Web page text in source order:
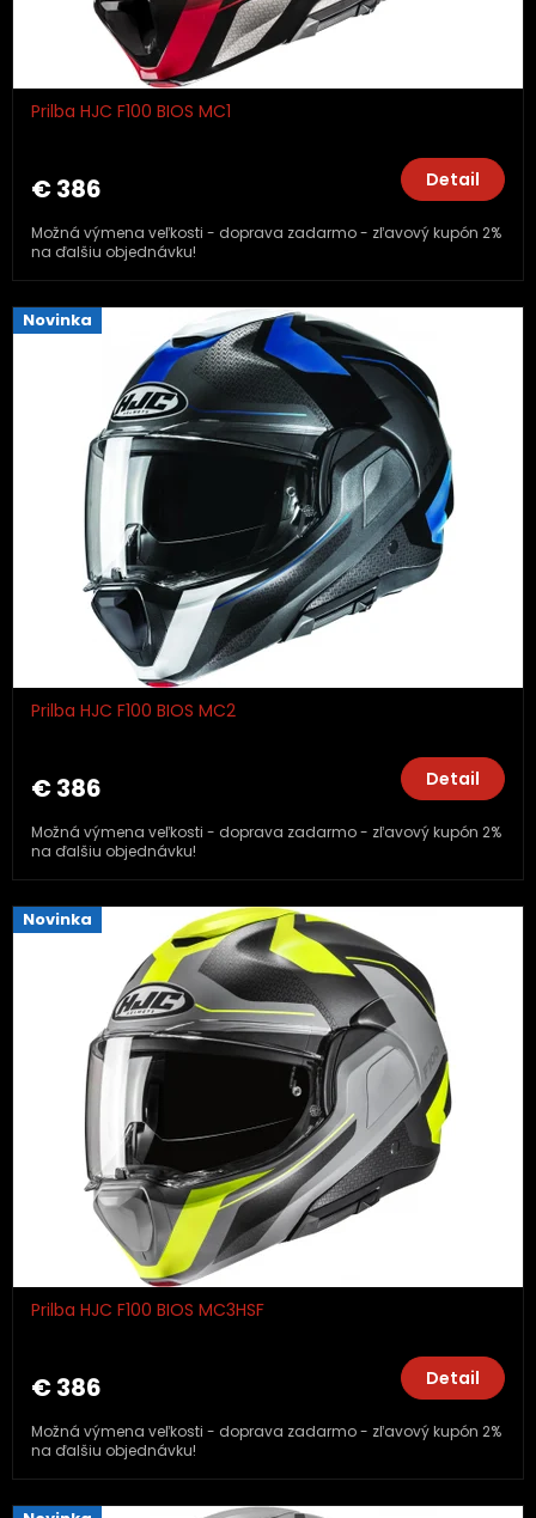
Prilba HJC F100 BIOS MC1
€ 386 Detail
Možná výmena veľkosti - doprava zadarmo - zľavový kupón 2%
na ďalšiu objednávku!
Novinka
Prilba HJC F100 BIOS MC2
€ 386 Detail
Možná výmena veľkosti - doprava zadarmo - zľavový kupón 2%
na ďalšiu objednávku!
Novinka
Prilba HJC F100 BIOS MC3HSF
€ 386 Detail
Možná výmena veľkosti - doprava zadarmo - zľavový kupón 2%
na ďalšiu objednávku!